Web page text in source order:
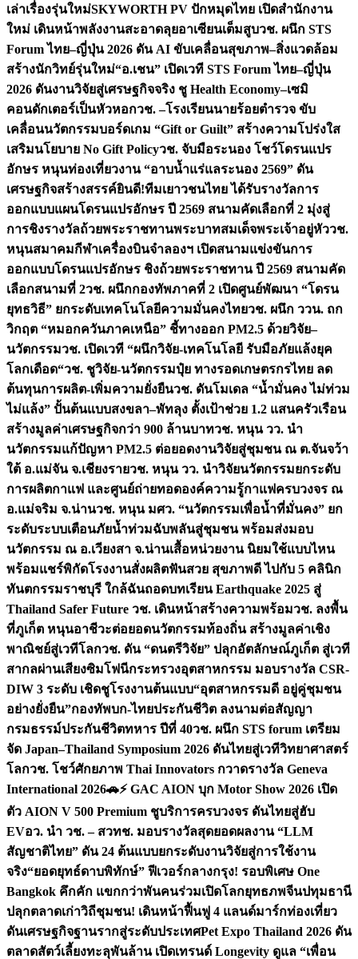
เล่าเรื่องรุ่นใหม่SKYWORTH PV ปักหมุดไทย เปิดสำนักงาน
ใหม่ เดินหน้าพลังงานสะอาดลุยอาเซียนเต็มสูบวช. ผนึก STS
Forum ไทย–ญี่ปุ่น 2026 ดัน AI ขับเคลื่อนสุขภาพ–สิ่งแวดล้อม
สร้างนักวิทย์รุ่นใหม่“อ.เชน” เปิดเวที STS Forum ไทย–ญี่ปุ่น
2026 ดันงานวิจัยสู่เศรษฐกิจจริง ชู Health Economy–เซมิ
คอนดักเตอร์เป็นหัวหอกวช. –โรงเรียนนายร้อยตำรวจ ขับ
เคลื่อนนวัตกรรมบอร์ดเกม “Gift or Guilt” สร้างความโปร่งใส
เสริมนโยบาย No Gift Policyวช. จับมือระนอง โชว์โดรนแปร
อักษร หนุนท่องเที่ยวงาน “อาบน้ำแร่แลระนอง 2569” ดัน
เศรษฐกิจสร้างสรรค์ยินดี!ทีมเยาวชนไทย ได้รับรางวัลการ
ออกแบบแผนโดรนแปรอักษร ปี 2569 สนามคัดเลือกที่ 2 มุ่งสู่
การชิงรางวัลถ้วยพระราชทานพระบาทสมเด็จพระเจ้าอยู่หัววช.
หนุนสมาคมกีฬาเครื่องบินจำลองฯ เปิดสนามแข่งขันการ
ออกแบบโดรนแปรอักษร ชิงถ้วยพระราชทาน ปี 2569 สนามคัด
เลือกสนามที่ 2วช. ผนึกกองทัพภาคที่ 2 เปิดศูนย์พัฒนา “โดรน
ยุทธวิธี” ยกระดับเทคโนโลยีความมั่นคงไทยวช. ผนึก ววน. ถก
วิกฤต “หมอกควันภาคเหนือ” ชี้ทางออก PM2.5 ด้วยวิจัย–
นวัตกรรมวช. เปิดเวที “ผนึกวิจัย-เทคโนโลยี รับมือภัยแล้งยุค
โลกเดือด“วช. ชูวิจัย-นวัตกรรมปุ๋ย ทางรอดเกษตรกรไทย ลด
ต้นทุนการผลิต-เพิ่มความยั่งยืนวช. ดันโมเดล “น้ำมั่นคง ไม่ท่วม
ไม่แล้ง” ปั้นต้นแบบสงขลา–พัทลุง ตั้งเป้าช่วย 1.2 แสนครัวเรือน
สร้างมูลค่าเศรษฐกิจกว่า 900 ล้านบาทวช. หนุน วว. นำ
นวัตกรรมแก้ปัญหา PM2.5 ต่อยอดงานวิจัยสู่ชุมชน ณ ต.จันจว้า
ใต้ อ.แม่จัน จ.เชียงรายวช. หนุน วว. นำวิจัยนวัตกรรมยกระดับ
การผลิตกาแฟ และศูนย์ถ่ายทอดองค์ความรู้กาแฟครบวงจร ณ
อ.แม่จริม จ.น่านวช. หนุน มศว. “นวัตกรรมเพื่อน้ำที่มั่นคง” ยก
ระดับระบบเตือนภัยน้ำท่วมฉับพลันสู่ชุมชน พร้อมส่งมอบ
นวัตกรรม ณ อ.เวียงสา จ.น่านเสื้อหน่วยงาน นิยมใช้แบบไหน
พร้อมแชร์พิกัดโรงงานสั่งผลิตฟันสวย สุขภาพดี ไปกับ 5 คลินิก
ทันตกรรมราชบุรี ใกล้ฉันถอดบทเรียน Earthquake 2025 สู่
Thailand Safer Future วช. เดินหน้าสร้างความพร้อมวช. ลงพื้น
ที่ภูเก็ต หนุนอาชีวะต่อยอดนวัตกรรมท้องถิ่น สร้างมูลค่าเชิง
พาณิชย์สู่เวทีโลกวช. ดัน “ดนตรีวิจัย” ปลุกอัตลักษณ์ภูเก็ต สู่เวที
สากลผ่านเสียงซิมโฟนีกระทรวงอุตสาหกรรม มอบรางวัล CSR-
DIW 3 ระดับ เชิดชูโรงงานต้นแบบ“อุตสาหกรรมดี อยู่คู่ชุมชน
อย่างยั่งยืน”กองทัพบก-ไทยประกันชีวิต ลงนามต่อสัญญา
กรมธรรม์ประกันชีวิตทหาร ปีที่ 40วช. ผนึก STS forum เตรียม
จัด Japan–Thailand Symposium 2026 ดันไทยสู่เวทีวิทยาศาสตร์
โลกวช. โชว์ศักยภาพ Thai Innovators กวาดรางวัล Geneva
International 2026🚗⚡️ GAC AION บุก Motor Show 2026 เปิด
ตัว AION V 500 Premium ชูบริการครบวงจร ดันไทยสู่ฮับ
EVอว. นำ วช. – สวทช. มอบรางวัลสุดยอดผลงาน “LLM
สัญชาติไทย” ดัน 24 ต้นแบบยกระดับงานวิจัยสู่การใช้งาน
จริง“ยอดยุทธ์ดาบพิทักษ์” ฟีเวอร์กลางกรุง! รอบพิเศษ One
Bangkok คึกคัก แขกกว่าพันคนร่วมเปิดโลกยุทธภพจีนปทุมธานี
ปลุกตลาดเก่าวิถีชุมชน! เดินหน้าฟื้นฟู 4 แลนด์มาร์กท่องเที่ยว
ดันเศรษฐกิจฐานรากสู่ระดับประเทศPet Expo Thailand 2026 ดัน
ตลาดสัตว์เลี้ยงทะลุพันล้าน เปิดเทรนด์ Longevity ดูแล “เพื่อน